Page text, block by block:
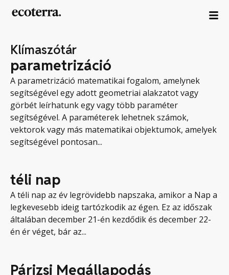
Klímaszótár
parametrizáció
A parametrizáció matematikai fogalom, amelynek
segítségével egy adott geometriai alakzatot vagy
görbét leírhatunk egy vagy több paraméter
segítségével. A paraméterek lehetnek számok,
vektorok vagy más matematikai objektumok, amelyek
segítségével pontosan...
téli nap
A téli nap az év legrövidebb napszaka, amikor a Nap a
legkevesebb ideig tartózkodik az égen. Ez az időszak
általában december 21-én kezdődik és december 22-
én ér véget, bár az...
Párizsi Megállapodás